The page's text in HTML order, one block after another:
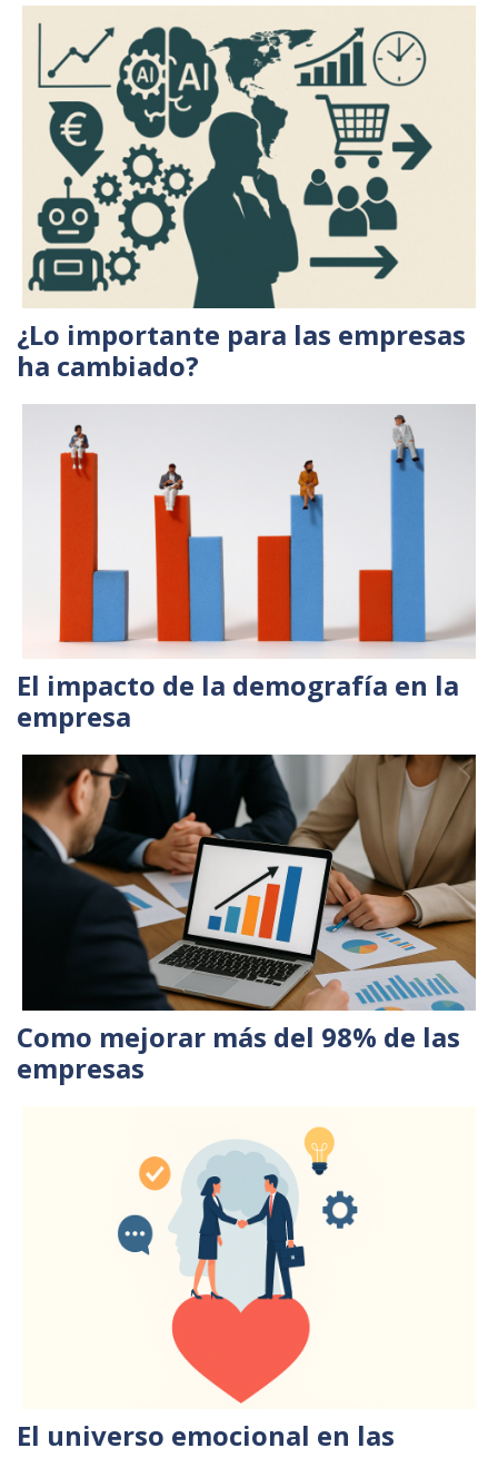
¿Lo importante para las empresas
ha cambiado?
El impacto de la demografía en la
empresa
Como mejorar más del 98% de las
empresas
El universo emocional en las